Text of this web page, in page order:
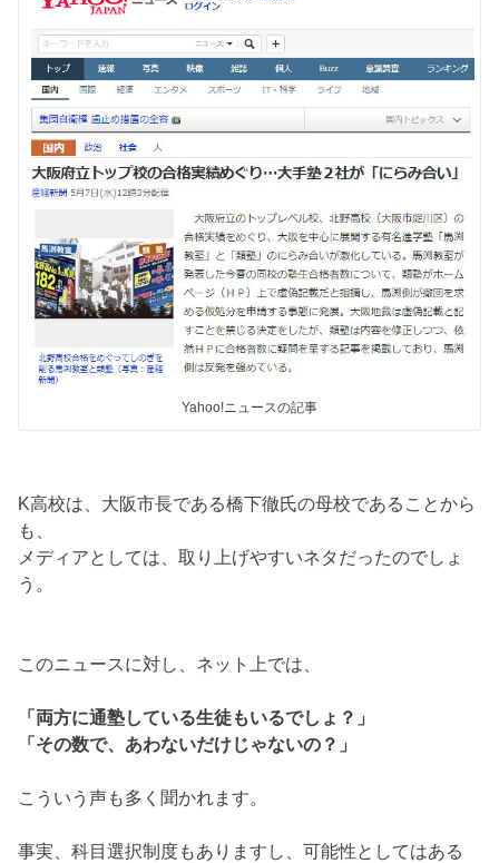
Yahoo!ニュースの記事
K高校は、大阪市長である橋下徹氏の母校であることから
も、
メディアとしては、取り上げやすいネタだったのでしょ
う。
このニュースに対し、ネット上では、
「両方に通塾している生徒もいるでしょ？」
「その数で、あわないだけじゃないの？」
こういう声も多く聞かれます。
事実、科目選択制度もありますし、可能性としてはある